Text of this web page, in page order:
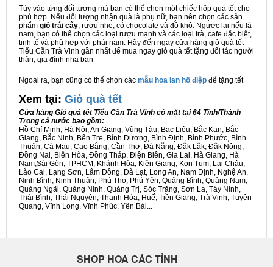
Tùy vào từng đối tượng mà bạn có thể chọn một chiếc hộp quà tết cho
phù hợp. Nếu đối tượng nhận quà là phụ nữ, bạn nên chọn các sản
phẩm giỏ trái cây, rượu nhẹ, có chocolate và đồ khô. Ngược lại nếu là
nam, bạn có thể chọn các loại rượu mạnh và các loại trà, cafe đặc biệt,
tinh tế và phù hợp với phái nam. Hãy đến ngay cửa hàng giỏ quà tết
Tiểu Cần Trà Vinh gần nhất để mua ngay giỏ quà tết tặng đối tác người
thân, gia đình nha bạn
Ngoài ra, bạn cũng có thể chọn các mẫu hoa lan hồ điệp để tặng tết
Xem tại: Giỏ quà tết
Cửa hàng Giỏ quà tết Tiểu Cần Trà Vinh có mặt tại 64 Tỉnh/Thành
Trong cả nước bao gồm:
Hồ Chí Minh, Hà Nội, An Giang, Vũng Tàu, Bạc Liêu, Bắc Kạn, Bắc
Giang, Bắc Ninh, Bến Tre, Bình Dương, Bình Định, Bình Phước, Bình
Thuận, Cà Mau, Cao Bằng, Cần Thơ, Đà Nẵng, Đắk Lắk, Đắk Nông,
Đồng Nai, Biên Hòa, Đồng Tháp, Điện Biên, Gia Lai, Hà Giang, Hà
Nam,Sài Gòn, TPHCM, Khánh Hòa, Kiên Giang, Kon Tum, Lai Châu,
Lào Cai, Lạng Sơn, Lâm Đồng, Đà Lạt, Long An, Nam Định, Nghệ An,
Ninh Bình, Ninh Thuận, Phú Thọ, Phú Yên, Quảng Bình, Quảng Nam,
Quảng Ngãi, Quảng Ninh, Quảng Trị, Sóc Trăng, Sơn La, Tây Ninh,
Thái Bình, Thái Nguyên, Thanh Hóa, Huế, Tiền Giang, Trà Vinh, Tuyên
Quang, Vĩnh Long, Vĩnh Phúc, Yên Bái...
SHOP HOA CÁC TỈNH